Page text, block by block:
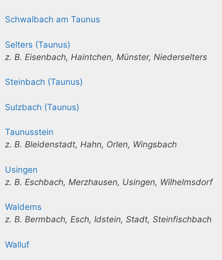
Schwalbach am Taunus
Selters (Taunus)
z. B. Eisenbach, Haintchen, Münster, Niederselters
Steinbach (Taunus)
Sulzbach (Taunus)
Taunusstein
z. B. Bleidenstadt, Hahn, Orlen, Wingsbach
Usingen
z. B. Eschbach, Merzhausen, Usingen, Wilhelmsdorf
Waldems
z. B. Bermbach, Esch, Idstein, Stadt, Steinfischbach
Walluf